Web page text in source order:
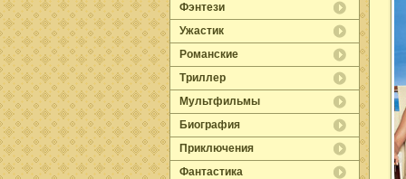
Фэнтези
Ужастик
Романские
Триллер
Мультфильмы
Биография
Приключения
Фантастика